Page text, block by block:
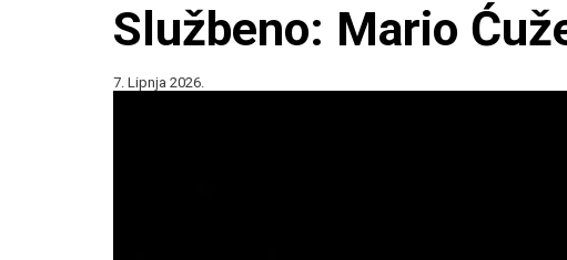
Službeno: Mario
7. Lipnja 2026.